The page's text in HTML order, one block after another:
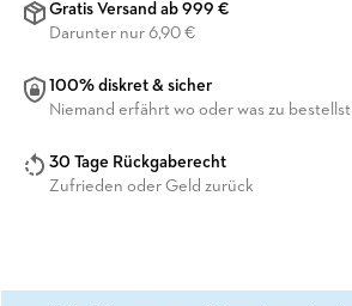
Gratis Versand ab 999 €
Darunter nur 6,90 €
100% diskret & sicher
Niemand erfährt wo oder was zu bestellst
30 Tage Rückgaberecht
Zufrieden oder Geld zurück